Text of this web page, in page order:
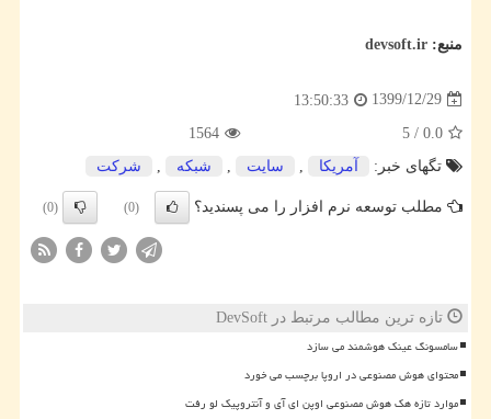
منبع: devsoft.ir
1399/12/29
13:50:33
0.0
/
5
1564
تگهای خبر:
آمریكا سایت شبكه شركت
مطلب توسعه نرم افزار را می پسندید؟ (0)
(0)
تازه ترین مطالب مرتبط در DevSoft
سامسونگ عینک هوشمند می سازد
محتوای هوش مصنوعی در اروپا برچسب می خورد
موارد تازه هک هوش مصنوعی اوپن ای آی و آنتروپیک لو رفت